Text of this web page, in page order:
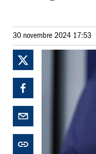
30 novembre 2024 17:53